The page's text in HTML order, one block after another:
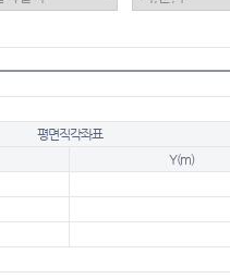
평면직각좌표
Y(m)